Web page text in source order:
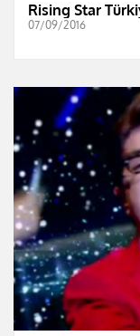
Rising Star
07/09/2016